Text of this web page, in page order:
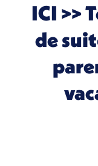
ICI >>
de